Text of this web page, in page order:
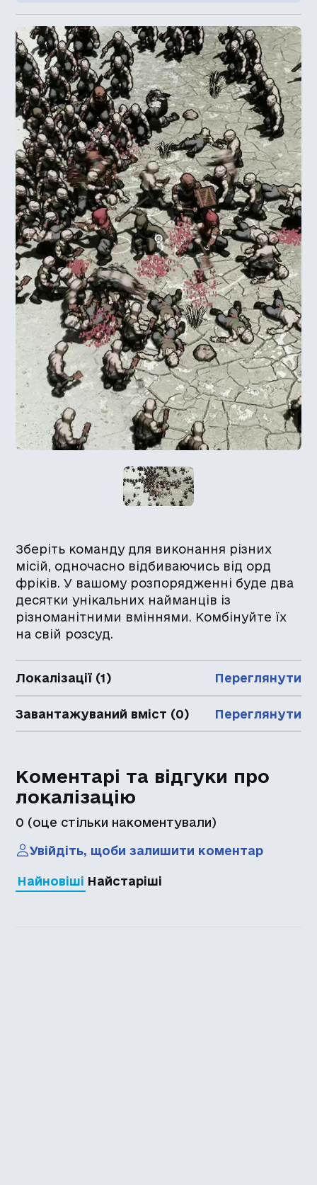
Зберіть команду для виконання різних
місій, одночасно відбиваючись від орд
фріків. У вашому розпорядженні буде два
десятки унікальних найманців із
різноманітними вміннями. Комбінуйте їх
на свій розсуд.
Локалізації (1) Переглянути
Завантажуваний вміст (0) Переглянути
Коментарі та відгуки про
локалізацію
0 (оце стільки накоментували)
Увійдіть, щоби залишити коментар
Найновіші Найстаріші